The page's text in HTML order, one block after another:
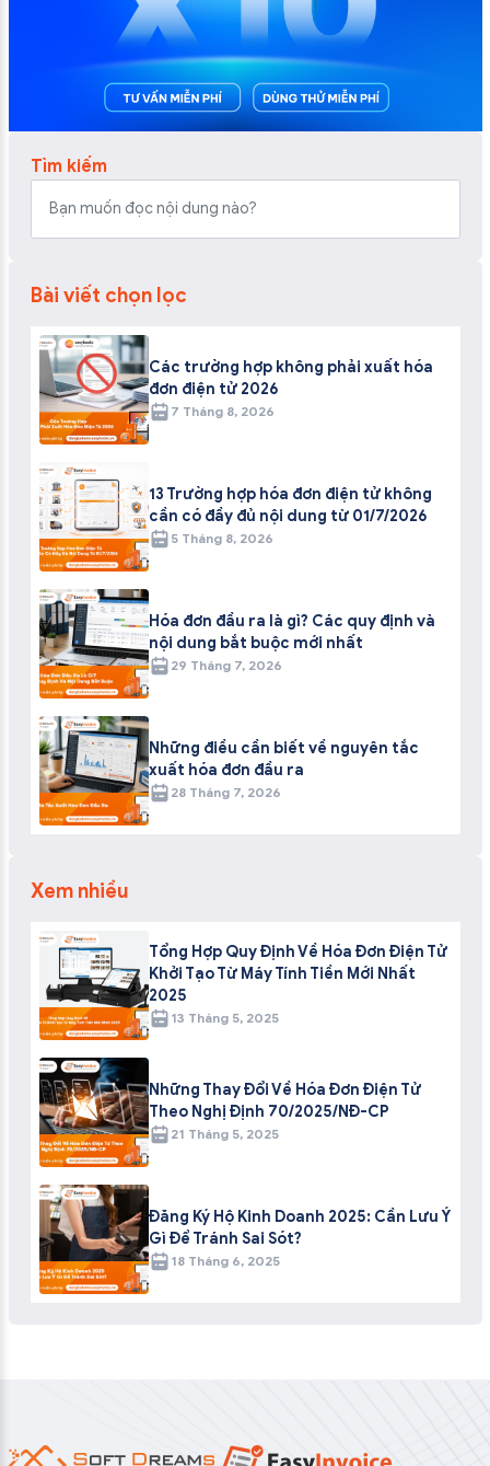
Tìm kiếm
Bài viết chọn lọc
Các trường hợp không phải xuất hóa
đơn điện tử 2026
7 Tháng 8, 2026
13 Trường hợp hóa đơn điện tử không
cần có đầy đủ nội dung từ 01/7/2026
5 Tháng 8, 2026
Hóa đơn đầu ra là gì? Các quy định và
nội dung bắt buộc mới nhất
29 Tháng 7, 2026
Những điều cần biết về nguyên tắc
xuất hóa đơn đầu ra
28 Tháng 7, 2026
Xem nhiều
Tổng Hợp Quy Định Về Hóa Đơn Điện Tử
Khởi Tạo Từ Máy Tính Tiền Mới Nhất
2025
13 Tháng 5, 2025
Những Thay Đổi Về Hóa Đơn Điện Tử
Theo Nghị Định 70/2025/NĐ-CP
21 Tháng 5, 2025
Đăng Ký Hộ Kinh Doanh 2025: Cần Lưu Ý
Gì Để Tránh Sai Sót?
18 Tháng 6, 2025